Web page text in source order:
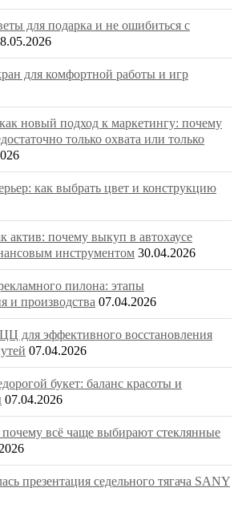
для подарка и не ошибиться с
для комфортной работы и игр
новый подход к маркетингу: почему
только охвата или только
как выбрать цвет и конструкцию
актив: почему выкуп в автохаусе
инструментом 30.04.2026
пилона: этапы
и производства 07.04.2026
для эффективного восстановления
07.04.2026
букет: баланс красоты и
07.04.2026
всё чаще выбирают стеклянные
презентация седельного тягача SANY